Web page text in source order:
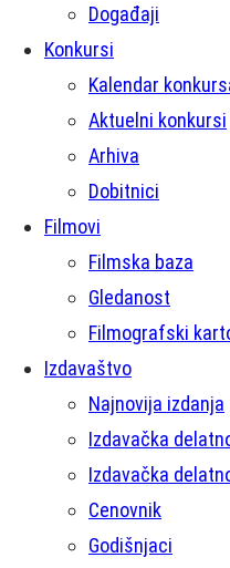
Događaji
Konkursi
Kalendar
Aktuelni konkursi
Arhiva
Dobitnici
Filmovi
Filmska baza
Gledanost
Filmografski
Izdavaštvo
Najnovija izdanja
Izdavačka
Izdavačka
Cenovnik
Godišnjaci